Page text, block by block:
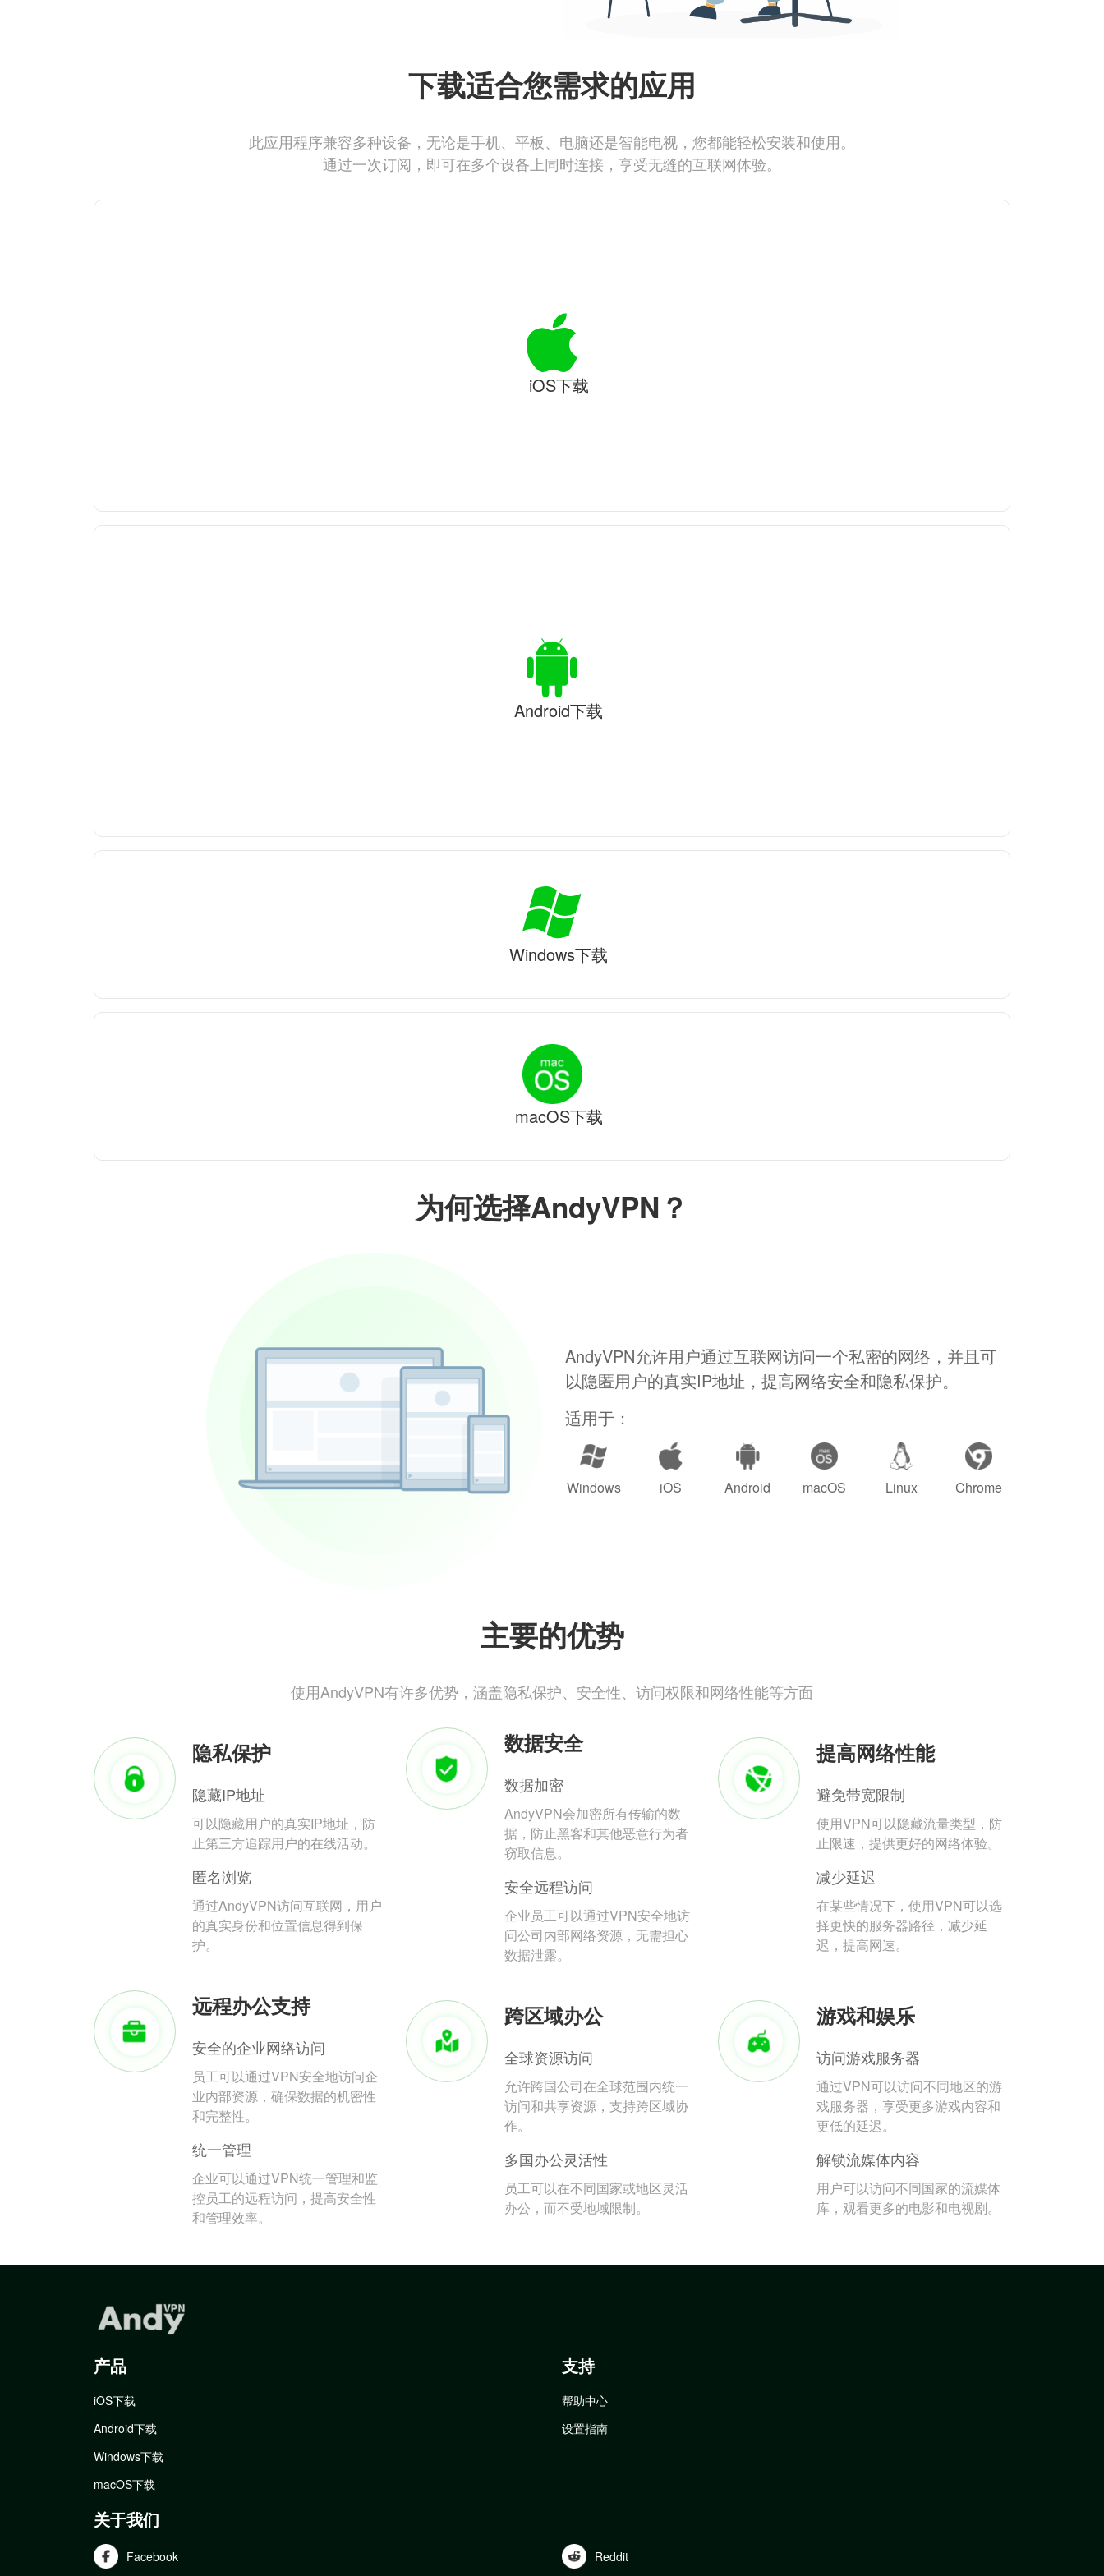
为何选择AndyVPN？
AndyVPN允许用户通过互联网访问一个私密的网络，并且可
以隐匿用户的真实IP地址，提高网络安全和隐私保护。
适用于：
Windows iOS Android macOS Linux Chrome
主要的优势
使用AndyVPN有许多优势，涵盖隐私保护、安全性、访问权限和网络性能等方面
隐私保护
隐藏IP地址
可以隐藏用户的真实IP地址，防
止第三方追踪用户的在线活动。
匿名浏览
通过AndyVPN访问互联网，用户
的真实身份和位置信息得到保
护。
数据安全
数据加密
AndyVPN会加密所有传输的数
据，防止黑客和其他恶意行为者
窃取信息。
安全远程访问
企业员工可以通过VPN安全地访
问公司内部网络资源，无需担心
数据泄露。
提高网络性能
避免带宽限制
使用VPN可以隐藏流量类型，防
止限速，提供更好的网络体验。
减少延迟
在某些情况下，使用VPN可以选
择更快的服务器路径，减少延
迟，提高网速。
远程办公支持
安全的企业网络访问
员工可以通过VPN安全地访问企
业内部资源，确保数据的机密性
和完整性。
统一管理
企业可以通过VPN统一管理和监
控员工的远程访问，提高安全性
和管理效率。
跨区域办公
全球资源访问
允许跨国公司在全球范围内统一
访问和共享资源，支持跨区域协
作。
多国办公灵活性
员工可以在不同国家或地区灵活
办公，而不受地域限制。
游戏和娱乐
访问游戏服务器
通过VPN可以访问不同地区的游
戏服务器，享受更多游戏内容和
更低的延迟。
解锁流媒体内容
用户可以访问不同国家的流媒体
库，观看更多的电影和电视剧。
下载适合您需求的应用
此应用程序兼容多种设备，无论是手机、平板、电脑还是智能电视，您都能轻松安装和使用。
通过一次订阅，即可在多个设备上同时连接，享受无缝的互联网体验。
iOS下载
Android下载
Windows下载
macOS下载
产品
iOS下载
Android下载
Windows下载
macOS下载
支持
帮助中心
设置指南
关于我们
Facebook Reddit